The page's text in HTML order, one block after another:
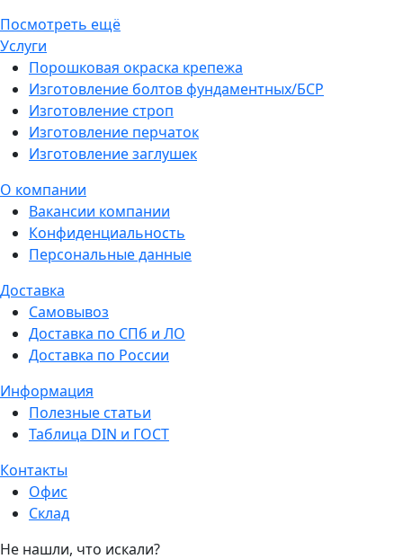
Посмотреть ещё
Услуги
Порошковая окраска крепежа
Изготовление болтов фундаментных/БСР
Изготовление строп
Изготовление перчаток
Изготовление заглушек
О компании
Вакансии компании
Конфиденциальность
Персональные данные
Доставка
Самовывоз
Доставка по СПб и ЛО
Доставка по России
Информация
Полезные статьи
Таблица DIN и ГОСТ
Контакты
Офис
Склад
Не нашли, что искали?